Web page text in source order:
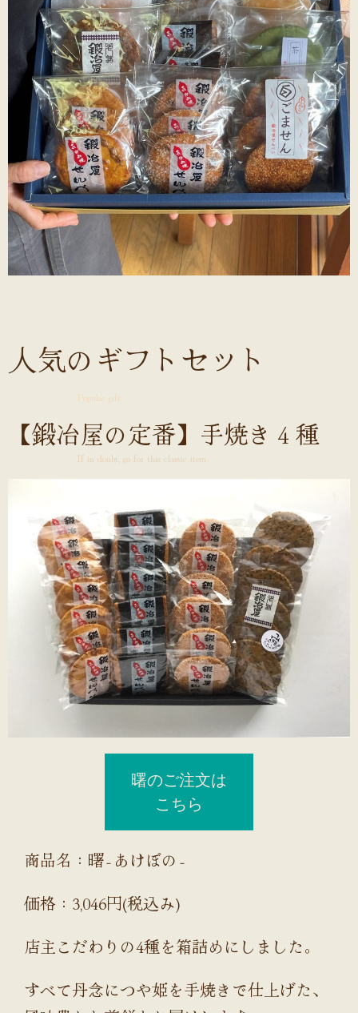
人気のギフトセット
Popular gift
【鍛冶屋の定番】手焼き４種
If in doubt, go for this classic item.
曙のご注文は
こちら
商品名：曙‐あけぼの‐
価格：3,046円(税込み)
店主こだわりの4種を箱詰めにしました。
すべて丹念につや姫を手焼きで仕上げた、